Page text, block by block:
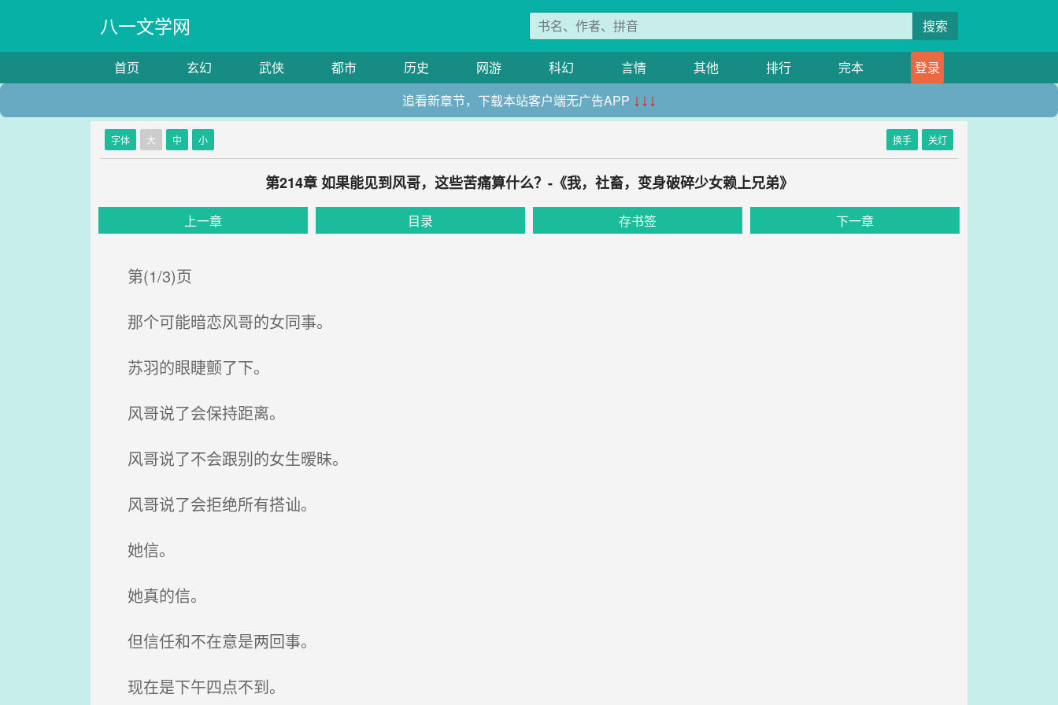
八一文学网 搜索
首页 玄幻 武侠 都市 历史 网游 科幻 言情 其他 排行 完本
登录
追看新章节，下载本站客户端无广告APP ↓↓↓
字体 大 中 小 换手 关灯
第214章 如果能见到风哥，这些苦痛算什么？-《我，社畜，变身破碎少女赖上兄弟》
上一章 目录 存书签 下一章
第(1/3)页
那个可能暗恋风哥的女同事。
苏羽的眼睫颤了下。
风哥说了会保持距离。
风哥说了不会跟别的女生暧昧。
风哥说了会拒绝所有搭讪。
她信。
她真的信。
但信任和不在意是两回事。
现在是下午四点不到。